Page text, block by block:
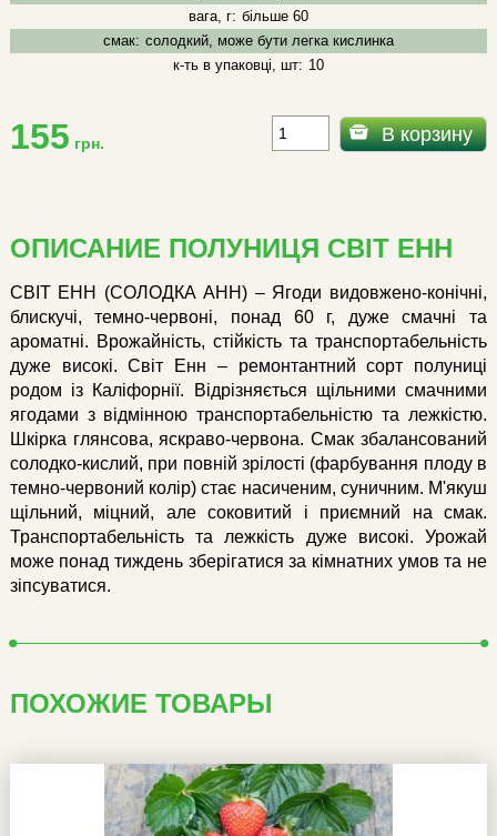
вага, г: більше 60
смак: солодкий, може бути легка кислинка
к-ть в упаковці, шт: 10
155 грн. В корзину
ОПИСАНИЕ ПОЛУНИЦЯ СВІТ ЕНН
СВІТ ЕНН (СОЛОДКА АНН) – Ягоди видовжено-конічні,
блискучі, темно-червоні, понад 60 г, дуже смачні та
ароматні. Врожайність, стійкість та транспортабельність
дуже високі. Світ Енн – ремонтантний сорт полуниці
родом із Каліфорнії. Відрізняється щільними смачними
ягодами з відмінною транспортабельністю та лежкістю.
Шкірка глянсова, яскраво-червона. Смак збалансований
солодко-кислий, при повній зрілості (фарбування плоду в
темно-червоний колір) стає насиченим, суничним. М'якуш
щільний, міцний, але соковитий і приємний на смак.
Транспортабельність та лежкість дуже високі. Урожай
може понад тиждень зберігатися за кімнатних умов та не
зіпсуватися.
ПОХОЖИЕ ТОВАРЫ